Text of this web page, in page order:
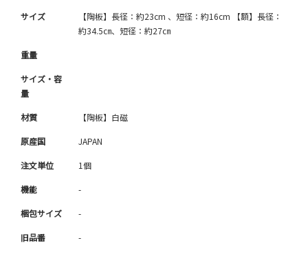
サイズ
【陶板】長径：約23cm 、短径：約16cm 【額】長径：
約34.5㎝、短径：約27㎝
重量
サイズ・容
量
材質 【陶板】白磁
原産国 JAPAN
注文単位 1個
機能 -
梱包サイズ -
旧品番 -